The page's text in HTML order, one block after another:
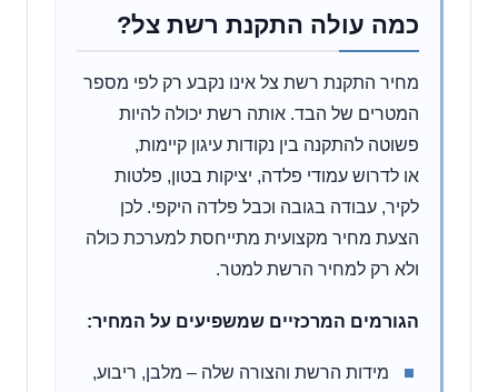
כמה עולה התקנת רשת צל?
מחיר התקנת רשת צל אינו נקבע רק לפי מספר
המטרים של הבד. אותה רשת יכולה להיות
פשוטה להתקנה בין נקודות עיגון קיימות,
או לדרוש עמודי פלדה, יציקות בטון, פלטות
לקיר, עבודה בגובה וכבל פלדה היקפי. לכן
הצעת מחיר מקצועית מתייחסת למערכת כולה
ולא רק למחיר הרשת למטר.
הגורמים המרכזיים שמשפיעים על המחיר:
מידות הרשת והצורה שלה – מלבן, ריבוע,